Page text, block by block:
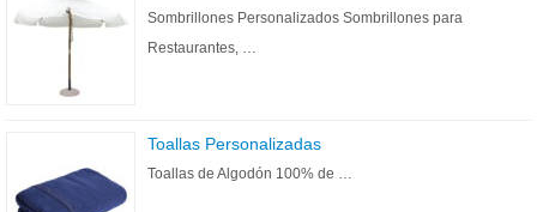
Sombrillones Personalizados Sombrillones para
Restaurantes, …
Toallas Personalizadas
Toallas de Algodón 100% de …